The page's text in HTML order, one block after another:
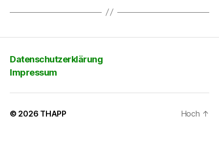
Datenschutzerklärung
Impressum
© 2026 THAPP Hoch ↑